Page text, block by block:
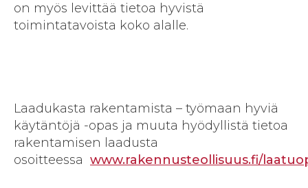
on myös levittää tietoa hyvistä
toimintatavoista koko alalle.
Laadukasta rakentamista – työmaan hyviä
käytäntöjä -opas ja muuta hyödyllistä tietoa
rakentamisen laadusta
osoitteessa www.rakennusteollisuus.fi/